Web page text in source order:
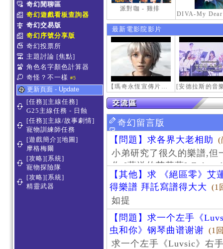
奇幻閒聊區
奇幻遊戲看板查詢器
奇幻交易版
奇幻序號分享版
奇幻投票所
主題討論 [焦點]
角色名字顏色計算器
奇怪？不一樣 #5
更新頁面 - Update
[任務][主線任務]
G25主線任務 - 日蝕
[任務][主線/故事劇情]
寵物訓練師任務
[遊戲簡介][地圖]
摩格梅爾
[攻略][系統]
寵物探險隊
[攻略][系統]
精靈武器
派對咖 - 雞排
最新電影院影片
【瑪奇永恆宣傳片】最初的感動
奇幻留言版
【問題】求各界大老相助
(
小弟研究了很久的樂譜,但
作 [葬送的芙莉蓮]-
【其他】求 《絕區零》艾
得樂譜 拜託寫譜得大大
(1
如提
【問題】求一个左手《
虫和你》钢琴曲谱谢谢 (1
求一个左手《Luvsic》右